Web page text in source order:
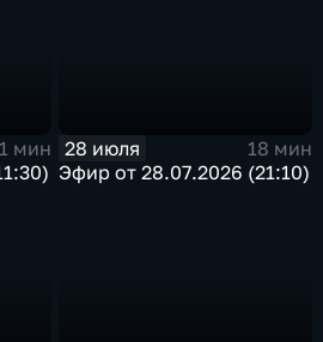
мин
28 июля
18 мин
Эфир от 28.07.2026 (21:10)